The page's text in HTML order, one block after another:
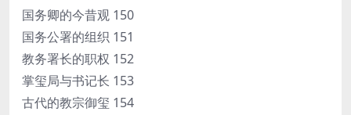
国务卿的今昔观 150
国务公署的组织 151
教务署长的职权 152
掌玺局与书记长 153
古代的教宗御玺 154